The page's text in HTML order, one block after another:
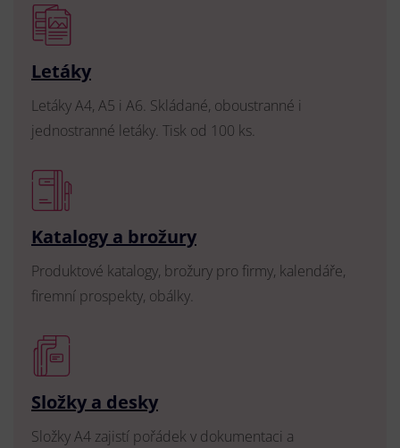
Letáky
Letáky A4, A5 i A6. Skládané, oboustranné i
jednostranné letáky. Tisk od 100 ks.
Katalogy a brožury
Produktové katalogy, brožury pro firmy, kalendáře,
firemní prospekty, obálky.
Složky a desky
Složky A4 zajistí pořádek v dokumentaci a